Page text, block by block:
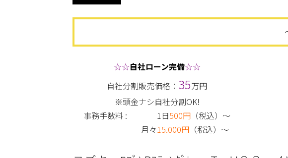
☆☆自社ローン完備☆☆
自社分割販売価格： 35万円
※頭金ナシ自社分割OK!
事務手数料 : 1日500円 （税込）～
月々15.000円（税込）～
初